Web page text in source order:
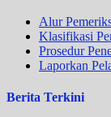
Alur
Klasifikasi
Prosedur
Laporkan
Berita Terkini